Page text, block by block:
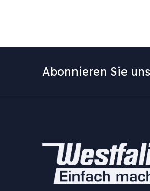
Abonnieren Sie